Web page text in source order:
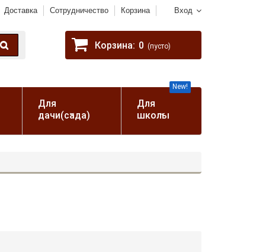
Вход
Доставка Сотрудничество Корзина
Корзина: 0 (пусто)
Для
дачи(сада)
Для
школы
New!